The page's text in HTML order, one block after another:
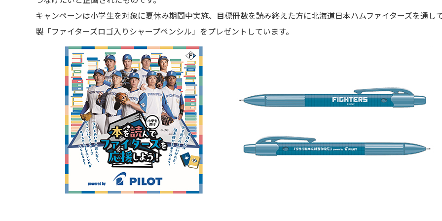
キャンペーンは小学生を対象に夏休み期間中実施、目標冊数を読み終えた方に北海道日本ハムファイターズを通し
製「ファイターズロゴ入りシャープペンシル」をプレゼントしています。